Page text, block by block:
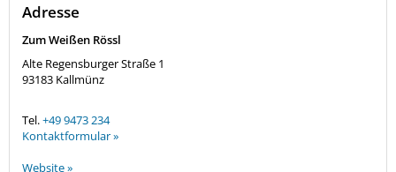
Adresse
Zum Weißen Rössl
Alte Regensburger Straße 1
93183 Kallmünz
Tel.+49 9473 234
Kontaktformular »
Website »